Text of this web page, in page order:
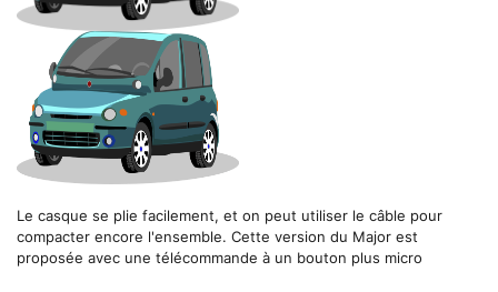
Le casque se plie facilement, et on peut utiliser le câble pour
compacter encore l'ensemble. Cette version du Major est
proposée avec une télécommande à un bouton plus micro